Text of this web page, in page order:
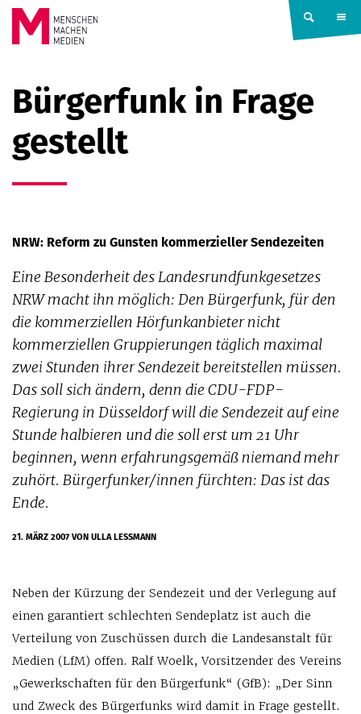
Springe zum Inhalt
MACHEN
MEDIEN
Bürgerfunk in Frage
gestellt
NRW: Reform zu Gunsten kommerzieller Sendezeiten
Eine Besonderheit des Landesrundfunk­gesetzes
NRW macht ihn möglich: Den Bürgerfunk, für den
die kommerziellen Hörfunkanbieter nicht
kommerziellen Gruppierungen täglich maximal
zwei Stunden ihrer Sendezeit bereitstellen müssen.
Das soll sich ändern, denn die CDU-FDP-
Regierung in Düsseldorf will die Sendezeit auf eine
Stunde halbieren und die soll erst um 21 Uhr
beginnen, wenn erfahrungsgemäß niemand mehr
zuhört. Bürgerfunker/innen fürchten: Das ist das
Ende.
21. MÄRZ 2007VON ULLA LESSMANN
Neben der Kürzung der Sendezeit und der Verlegung auf
einen garantiert schlechten Sendeplatz ist auch die
Verteilung von Zuschüssen durch die Landesanstalt für
Medien (LfM) offen. Ralf Woelk, Vorsitzender des Vereins
„Gewerkschaften für den Bürgerfunk“ (GfB): „Der Sinn
und Zweck des Bürgerfunks wird damit in Frage gestellt.